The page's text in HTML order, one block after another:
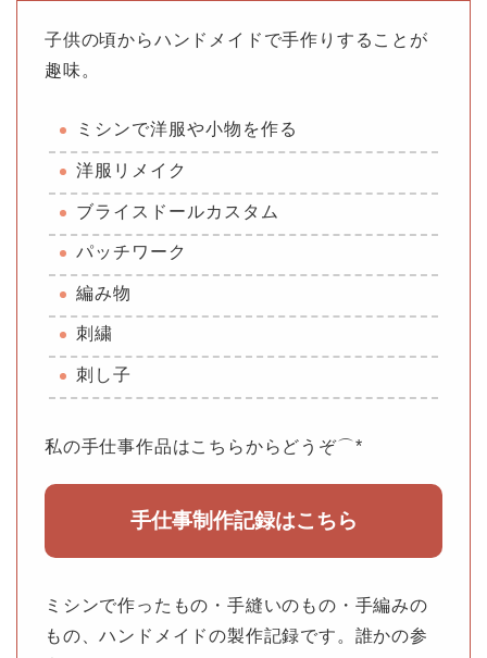
子供の頃からハンドメイドで手作りすることが
趣味。
ミシンで洋服や小物を作る
洋服リメイク
ブライスドールカスタム
パッチワーク
編み物
刺繍
刺し子
私の手仕事作品はこちらからどうぞ⌒*
手仕事制作記録はこちら
ミシンで作ったもの・手縫いのもの・手編みの
もの、ハンドメイドの製作記録です。誰かの参